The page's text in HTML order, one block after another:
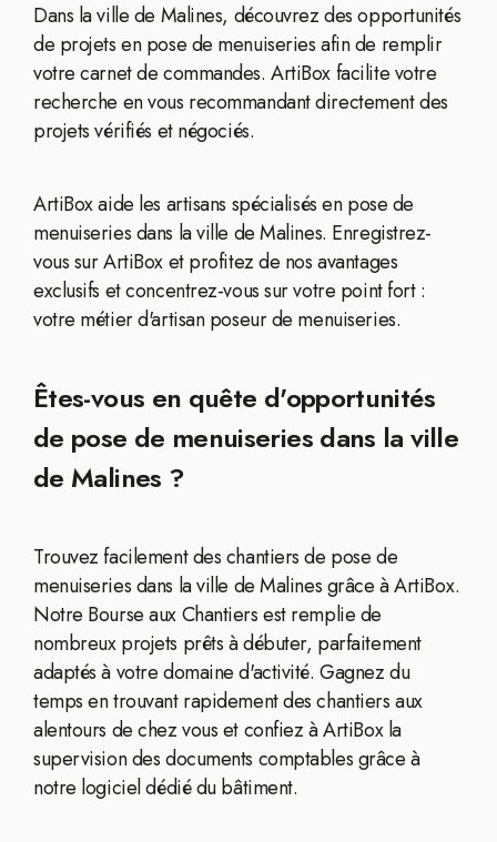
Dans la ville de Malines, découvrez des opportunités
de projets en pose de menuiseries afin de remplir
votre carnet de commandes. ArtiBox facilite votre
recherche en vous recommandant directement des
projets vérifiés et négociés.
ArtiBox aide les artisans spécialisés en pose de
menuiseries dans la ville de Malines. Enregistrez-
vous sur ArtiBox et profitez de nos avantages
exclusifs et concentrez-vous sur votre point fort :
votre métier d'artisan poseur de menuiseries.
Êtes-vous en quête d'opportunités
de pose de menuiseries dans la ville
de Malines ?
Trouvez facilement des chantiers de pose de
menuiseries dans la ville de Malines grâce à ArtiBox.
Notre Bourse aux Chantiers est remplie de
nombreux projets prêts à débuter, parfaitement
adaptés à votre domaine d'activité. Gagnez du
temps en trouvant rapidement des chantiers aux
alentours de chez vous et confiez à ArtiBox la
supervision des documents comptables grâce à
notre logiciel dédié du bâtiment.